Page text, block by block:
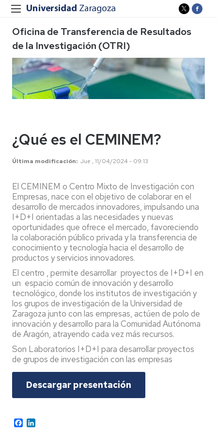
Oficina de Transferencia de Resultados
de la Investigación (OTRI)
¿Qué es el CEMINEM?
Última modificación Jue , 11/04/2024 - 09:13
El CEMINEM o Centro Mixto de Investigación con
Empresas, nace con el objetivo de colaborar en el
desarrollo de mercados innovadores, impulsando una
I+D+I orientadas a las necesidades y nuevas
oportunidades que ofrece el mercado, favoreciendo
la colaboración público privada y la transferencia de
conocimiento y tecnología hacia el desarrollo de
productos y servicios innovadores.
El centro , permite desarrollar proyectos de I+D+I en
un espacio común de innovación y desarrollo
tecnológico, donde los institutos de investigación y
los grupos de investigación de la Universidad de
Zaragoza junto con las empresas, actúen de polo de
innovación y desarrollo para la Comunidad Autónoma
de Aragón, atrayendo cada vez más recursos.
Son Laboratorios I+D+I para desarrollar proyectos
de grupos de investigación con las empresas
Descargar presentación
Facebook